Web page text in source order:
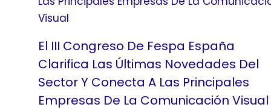
El III Congreso De Fespa España
Clarifica Las Últimas Novedades Del
Sector Y Conecta A Las Principales
Empresas De La Comunicación Visual